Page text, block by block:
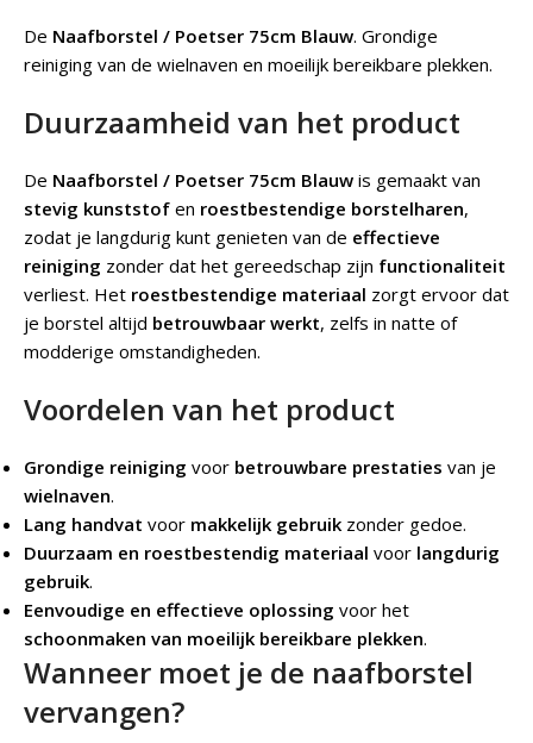
De Naafborstel / Poetser 75cm Blauw. Grondige
reiniging van de wielnaven en moeilijk bereikbare plekken.
Duurzaamheid van het product
De Naafborstel / Poetser 75cm Blauw is gemaakt van
stevig kunststof en roestbestendige borstelharen,
zodat je langdurig kunt genieten van de effectieve
reiniging zonder dat het gereedschap zijn functionaliteit
verliest. Het roestbestendige materiaal zorgt ervoor dat
je borstel altijd betrouwbaar werkt, zelfs in natte of
modderige omstandigheden.
Voordelen van het product
Grondige reiniging voor betrouwbare prestaties van je
wielnaven.
Lang handvat voor makkelijk gebruik zonder gedoe.
Duurzaam en roestbestendig materiaal voor langdurig
gebruik.
Eenvoudige en effectieve oplossing voor het
schoonmaken van moeilijk bereikbare plekken.
Wanneer moet je de naafborstel
vervangen?